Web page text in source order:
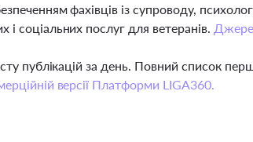
фахівців із супроводу,
соціальних послуг для ветеранів.
публікацій за день. Повний список
версії Платформи LIGA360.